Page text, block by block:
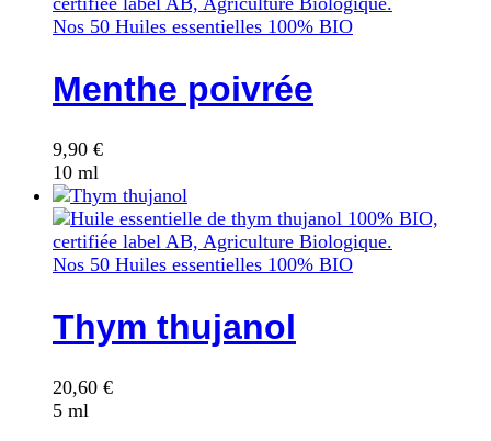
Nos 50 Huiles essentielles 100% BIO
Menthe poivrée
9,90 €
10 ml
Nos 50 Huiles essentielles 100% BIO
Thym thujanol
20,60 €
5 ml